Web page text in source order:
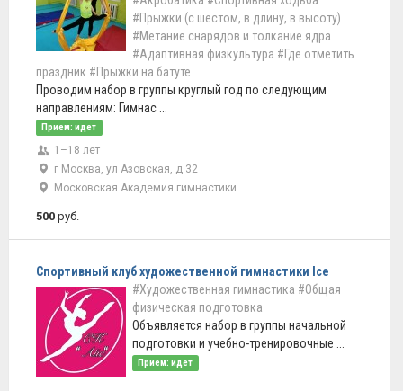
#Прыжки (с шестом, в длину, в высоту)
#Метание снарядов и толкание ядра
#Адаптивная физкультура #Где отметить
праздник #Прыжки на батуте
Проводим набор в группы круглый год по следующим
направлениям: Гимнас ...
Прием: идет
1–18 лет
г Москва, ул Азовская, д 32
Московская Академия гимнастики
500 руб.
Спортивный клуб художественной гимнастики Ice
#Художественная гимнастика #Общая
физическая подготовка
Объявляется набор в группы начальной
подготовки и учебно-тренировочные ...
Прием: идет